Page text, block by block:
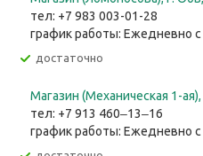
тел: +7 983 003-01-28
график работы: Ежедневно
Достаточно
Магазин (Механическая 1-
тел: +7 913 460‒13‒16
график работы: Ежедневно